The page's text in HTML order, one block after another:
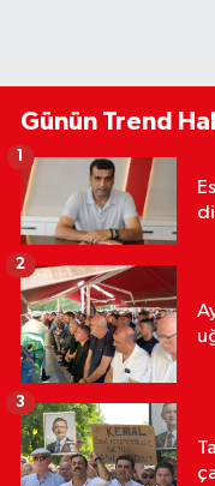
Günün Trend
1
2
3